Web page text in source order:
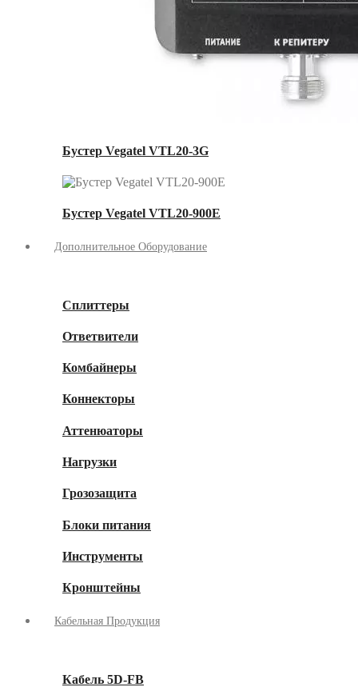
Бустер Vegatel VTL20-3G
Бустер Vegatel VTL20-900E
Дополнительное Оборудование
Сплиттеры
Ответвители
Комбайнеры
Коннекторы
Аттенюаторы
Нагрузки
Грозозащита
Блоки питания
Инструменты
Кронштейны
Кабельная Продукция
Кабель 5D-FB